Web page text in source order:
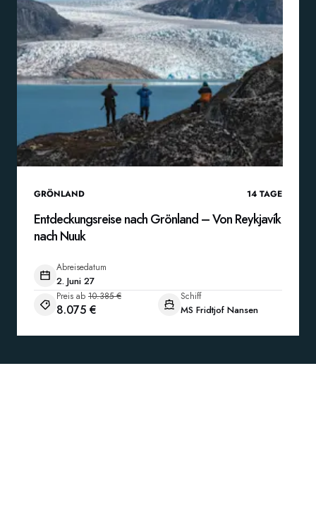
GRÖNLAND 14 TAGE
Entdeckungsreise nach Grönland – Von Reykjavík
nach Nuuk
Abreisedatum
2. Juni 27
Preis ab 10.385 €
8.075 €
Schiff
MS Fridtjof Nansen